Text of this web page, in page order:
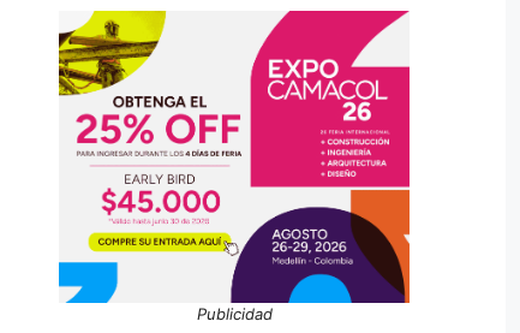
Publicidad